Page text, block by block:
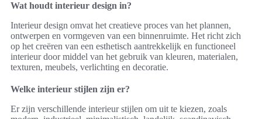
Wat houdt interieur design in?
Interieur design omvat het creatieve proces van het plannen,
ontwerpen en vormgeven van een binnenruimte. Het richt zich
op het creëren van een esthetisch aantrekkelijk en functioneel
interieur door middel van het gebruik van kleuren, materialen,
texturen, meubels, verlichting en decoratie.
Welke interieur stijlen zijn er?
Er zijn verschillende interieur stijlen om uit te kiezen, zoals